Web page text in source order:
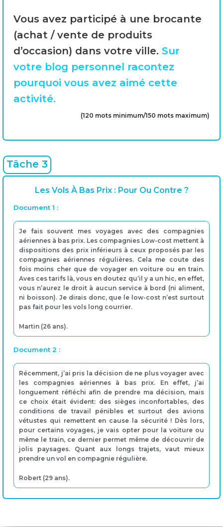
Vous avez participé à une brocante
(achat / vente de produits
d’occasion) dans votre ville. Sur
votre blog personnel racontez
pourquoi vous avez aimé cette
activité.
(120 mots minimum/150 mots maximum)
Tâche 3
Les Vols À Bas Prix : Pour Ou Contre ?
Document 1 :
Je fais souvent mes voyages avec des compagnies
aériennes à bas prix. Les compagnies Low-cost mettent à
dispositions des prix inférieurs à ceux proposés par les
compagnies aériennes régulières. Cela me coute des
fois moins cher que de voyager en voiture ou en train.
Aves ces tarifs là, vous en doutez qu’il y a un hic, en effet,
vous n’aurez le droit à aucun service à bord (ni aliment,
ni boisson). Je dirais donc, que le low-cost n’est surtout
pas fait pour les vols long courrier.
Martin (26 ans).
Document 2 :
Récemment, j’ai pris la décision de ne plus voyager avec
les compagnies aériennes à bas prix. En effet, j’ai
longuement réfléchi afin de prendre ma décision, mais
ce choix était évident: des sièges inconfortables, des
conditions de travail pénibles et surtout des avions
vétustes qui remettent en cause la sécurité ! Dès lors,
pour certains voyages, je vais opter pour la voiture ou
même le train, ce dernier permet même de découvrir de
jolis paysages. Quant aux longs trajets, vaut mieux
prendre un vol en compagnie régulière.
Robert (29 ans).